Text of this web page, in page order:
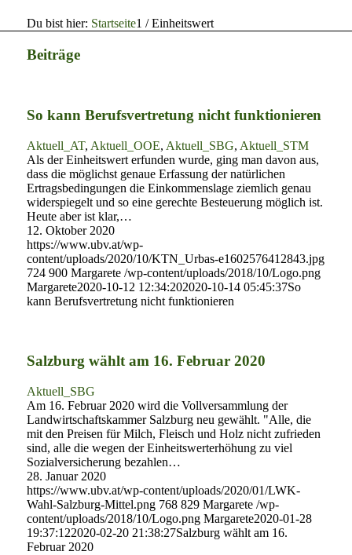
Du bist hier: Startseite1 / Einheitswert
Beiträge
So kann Berufsvertretung nicht funktionieren
Aktuell_AT, Aktuell_OOE, Aktuell_SBG, Aktuell_STM
Als der Einheitswert erfunden wurde, ging man davon aus,
dass die möglichst genaue Erfassung der natürlichen
Ertragsbedingungen die Einkommenslage ziemlich genau
widerspiegelt und so eine gerechte Besteuerung möglich ist.
Heute aber ist klar,…
12. Oktober 2020
https://www.ubv.at/wp-
content/uploads/2020/10/KTN_Urbas-e1602576412843.jpg
724 900 Margarete /wp-content/uploads/2018/10/Logo.png
Margarete2020-10-12 12:34:202020-10-14 05:45:37So
kann Berufsvertretung nicht funktionieren
Salzburg wählt am 16. Februar 2020
Aktuell_SBG
Am 16. Februar 2020 wird die Vollversammlung der
Landwirtschaftskammer Salzburg neu gewählt. "Alle, die
mit den Preisen für Milch, Fleisch und Holz nicht zufrieden
sind, alle die wegen der Einheitswerterhöhung zu viel
Sozialversicherung bezahlen…
28. Januar 2020
https://www.ubv.at/wp-content/uploads/2020/01/LWK-
Wahl-Salzburg-Mittel.png 768 829 Margarete /wp-
content/uploads/2018/10/Logo.png Margarete2020-01-28
19:37:122020-02-20 21:38:27Salzburg wählt am 16.
Februar 2020